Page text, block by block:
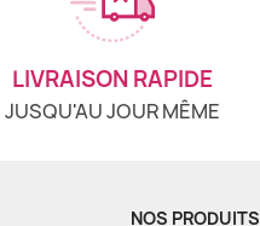
LIVRAISON RAPIDE
JUSQU'AU JOUR MÊME
NOS PRODUITS